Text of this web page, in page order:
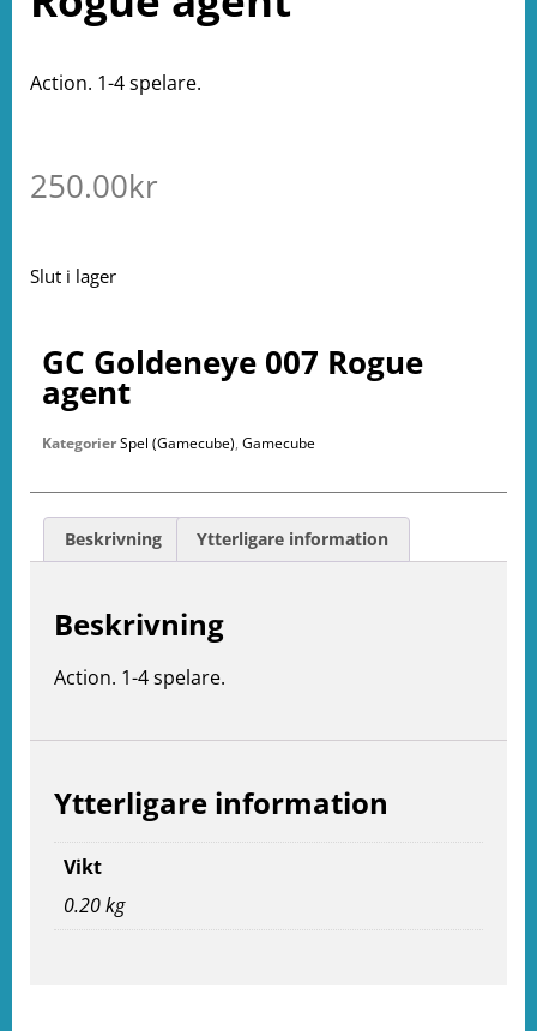
Action. 1-4 spelare.
250.00kr
Slut i lager
GC Goldeneye 007 Rogue
agent
KategorierSpel (Gamecube), Gamecube
Beskrivning Ytterligare information
Beskrivning
Action. 1-4 spelare.
Ytterligare information
Vikt
0.20 kg